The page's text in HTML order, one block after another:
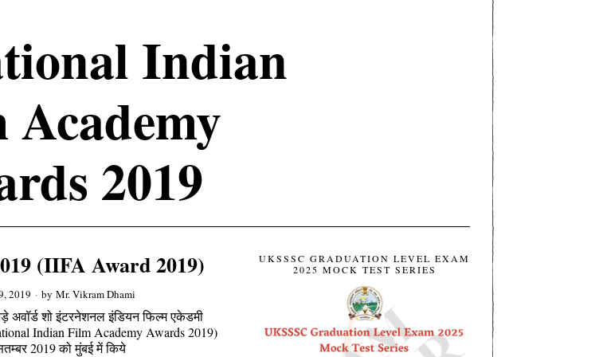
Indian
2019
(IIFA Award 2019)
2019 by Mr. Vikram Dhami
अवॉर्ड शो इंटरनेशनल इंडियन फिल्म एकेडमी
Indian Film Academy Awards 2019)
2019 को मुंबई में किये
UKSSSC GRADUATION LEVEL EXAM
2025 MOCK TEST SERIES